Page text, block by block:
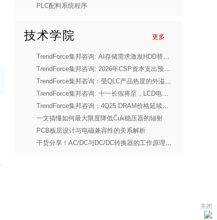
PLC配料系统程序
更多
技术学院
TrendForce集邦咨询: AI存储需求激发HDD替代效应，NAND Flash供应商加速转进大容量Nearline SSD
TrendForce集邦咨询: 2026年CSP资本支出预计将高达5,200亿美元，GPU采购与ASIC研发成创新高核心驱动力
TrendForce集邦咨询：受QLC产品热度的外溢效应驱动，预计NAND Flash 4Q25价格将上涨5-10%
TrendForce集邦咨询: 十一长假将至，LCD电视面板大厂计划调降稼动率稳运维
TrendForce集邦咨询：4Q25 DRAM价格延续涨势，服务器需求提前发酵、旧制程产品涨幅仍较大
一文搞懂如何最大限度降低Ćuk稳压器的辐射
PCB板层设计与电磁兼容性的关系解析
干货分享！AC/DC与DC/DC转换器的工作原理与应用
关闭